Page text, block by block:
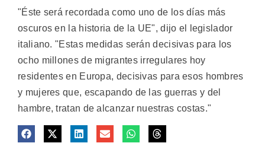
"Éste será recordada como uno de los días más
oscuros en la historia de la UE", dijo el legislador
italiano. "Estas medidas serán decisivas para los
ocho millones de migrantes irregulares hoy
residentes en Europa, decisivas para esos hombres
y mujeres que, escapando de las guerras y del
hambre, tratan de alcanzar nuestras costas."